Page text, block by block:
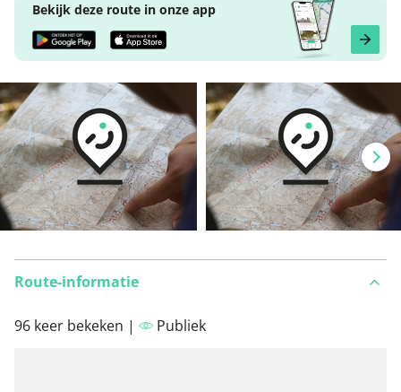
Bekijk deze route in onze app
Route-informatie
96 keer bekeken | Publiek